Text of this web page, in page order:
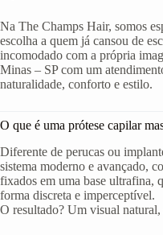
Na The Champs Hair, somos
escolha a quem já cansou de
incomodado com a própria
Minas – SP com um
naturalidade, conforto e estilo.
O que é uma prótese capilar
Diferente de perucas ou
sistema moderno e avançado,
fixados em uma base ultrafina,
forma discreta e imperceptível.
O resultado? Um visual